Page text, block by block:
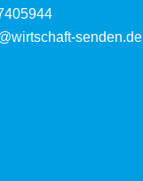
senden.de